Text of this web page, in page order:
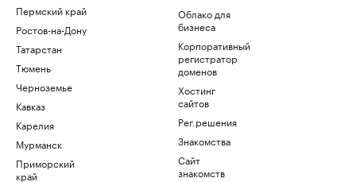
Пермский край
Ростов-на-Дону
Татарстан
Тюмень
Черноземье
Кавказ
Карелия
Мурманск
Приморский
край
Облако для
бизнеса
Корпоративный
регистратор
доменов
Хостинг
сайтов
Рег.решения
Знакомства
Сайт
знакомств